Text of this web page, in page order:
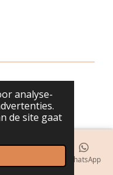
analyse-
de site gaat
WhatsApp